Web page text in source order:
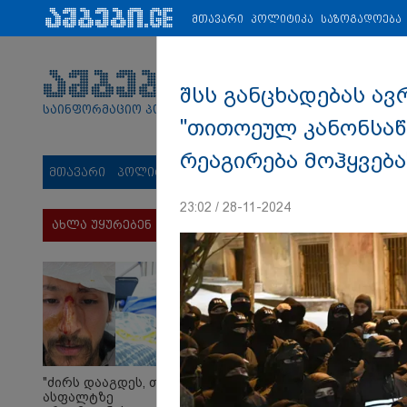
პარტნიორები: ახალი ამბები ეკონომიკა ვიდეო
საინფორმაციო პორტალი
მთავარი პოლიტიკა საზოგადოება სამართალი
ახლა უყურებენ
"ძირს დააგდეს, თავი
ასფალტზე
მთავარი პოლიტიკა საზოგადოება
შსს განცხადებას
"თითოეულ
რეაგირება
23:02 / 28-11-2024